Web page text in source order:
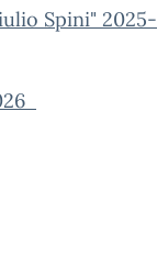
Spini" 2025-